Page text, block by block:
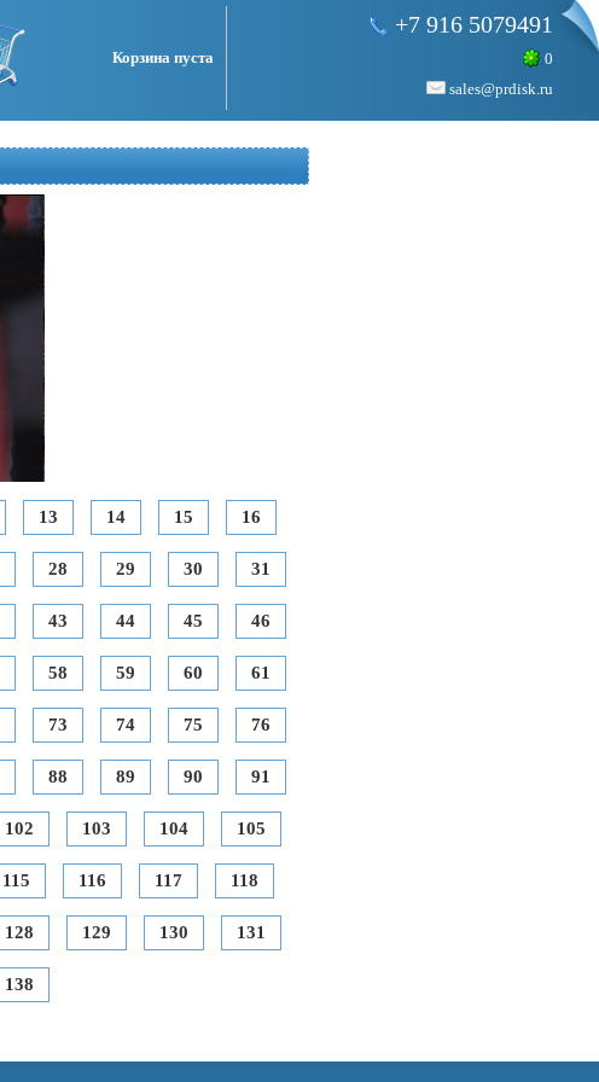
Корзина пуста
+7 916 5079491
0
sales@prdisk.ru
13 14 15 16
28 29 30 31
43 44 45 46
58 59 60 61
73 74 75 76
88 89 90 91
102 103 104 105
115 116 117 118
128 129 130 131
138